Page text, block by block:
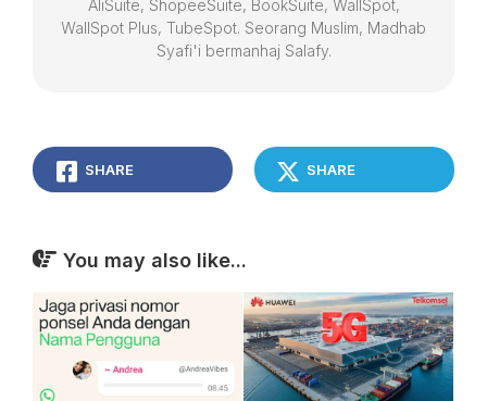
AliSuite, ShopeeSuite, BookSuite, WallSpot,
WallSpot Plus, TubeSpot. Seorang Muslim, Madhab
Syafi'i bermanhaj Salafy.
SHARE SHARE
You may also like...